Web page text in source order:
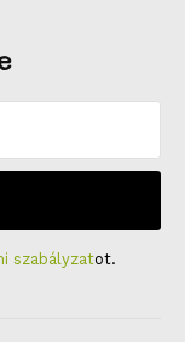
szabályzatot.